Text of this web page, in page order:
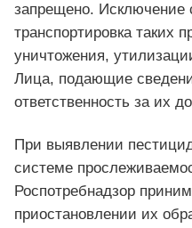
запрещено. Исключение
транспортировка таких
уничтожения,
Лица, подающие
ответственность за их
При выявлении
системе
Роспотребнадзор
приостановлении их